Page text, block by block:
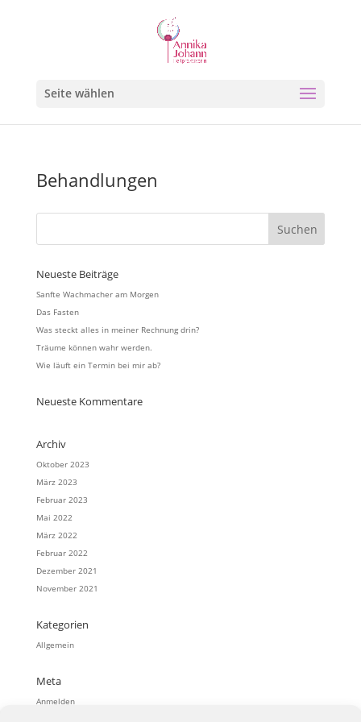
Seite wählen
Behandlungen
Neueste Beiträge
Sanfte Wachmacher am Morgen
Das Fasten
Was steckt alles in meiner Rechnung drin?
Träume können wahr werden.
Wie läuft ein Termin bei mir ab?
Neueste Kommentare
Archiv
Oktober 2023
März 2023
Februar 2023
Mai 2022
März 2022
Februar 2022
Dezember 2021
November 2021
Kategorien
Allgemein
Meta
Anmelden